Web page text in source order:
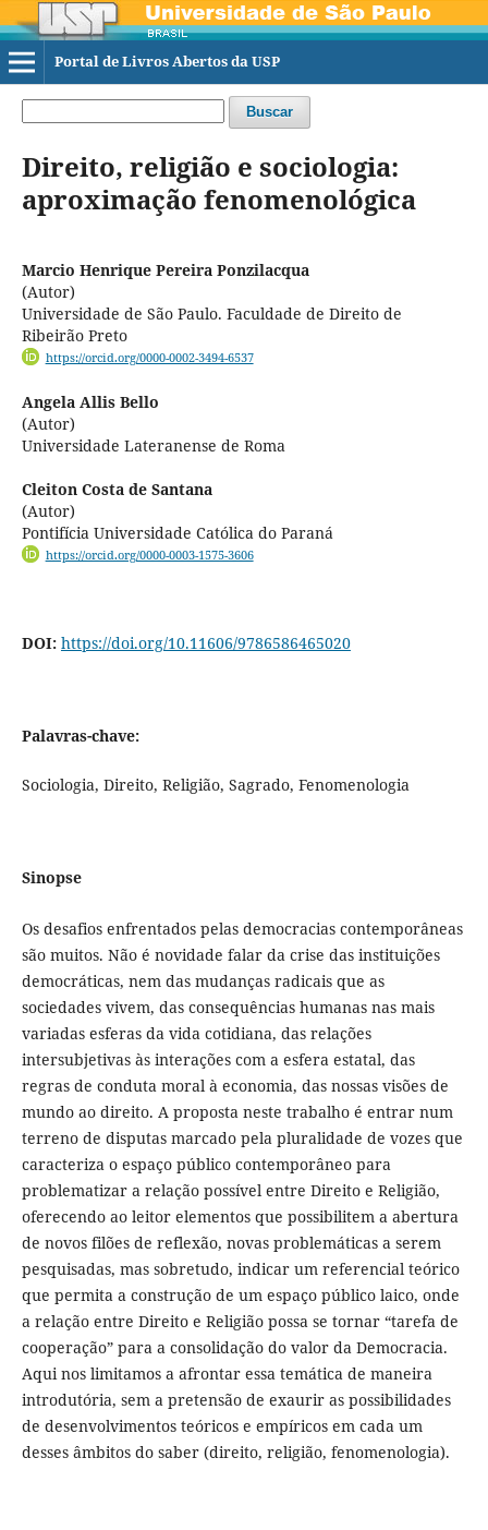
Portal de Livros Abertos da USP
Buscar
Direito, religião e sociologia:
aproximação fenomenológica
Marcio Henrique Pereira Ponzilacqua
(Autor)
Universidade de São Paulo. Faculdade de Direito de
Ribeirão Preto
https://orcid.org/0000-0002-3494-6537
Angela Allis Bello
(Autor)
Universidade Lateranense de Roma
Cleiton Costa de Santana
(Autor)
Pontifícia Universidade Católica do Paraná
https://orcid.org/0000-0003-1575-3606
DOI: https://doi.org/10.11606/9786586465020
Palavras-chave:
Sociologia, Direito, Religião, Sagrado, Fenomenologia
Sinopse
Os desafios enfrentados pelas democracias contemporâneas
são muitos. Não é novidade falar da crise das instituições
democráticas, nem das mudanças radicais que as
sociedades vivem, das consequências humanas nas mais
variadas esferas da vida cotidiana, das relações
intersubjetivas às interações com a esfera estatal, das
regras de conduta moral à economia, das nossas visões de
mundo ao direito. A proposta neste trabalho é entrar num
terreno de disputas marcado pela pluralidade de vozes que
caracteriza o espaço público contemporâneo para
problematizar a relação possível entre Direito e Religião,
oferecendo ao leitor elementos que possibilitem a abertura
de novos filões de reflexão, novas problemáticas a serem
pesquisadas, mas sobretudo, indicar um referencial teórico
que permita a construção de um espaço público laico, onde
a relação entre Direito e Religião possa se tornar “tarefa de
cooperação” para a consolidação do valor da Democracia.
Aqui nos limitamos a afrontar essa temática de maneira
introdutória, sem a pretensão de exaurir as possibilidades
de desenvolvimentos teóricos e empíricos em cada um
desses âmbitos do saber (direito, religião, fenomenologia).